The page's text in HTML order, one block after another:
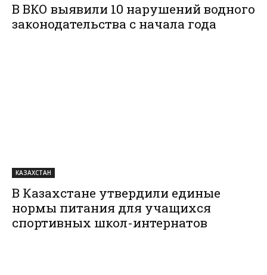
В ВКО выявили 10 нарушений водного
законодательства с начала года
КАЗАХСТАН
В Казахстане утвердили единые
нормы питания для учащихся
спортивных школ-интернатов